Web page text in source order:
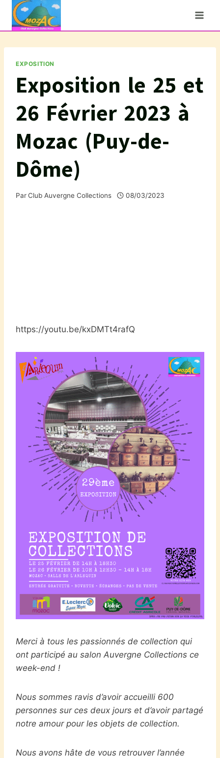
Aller
contenu
EXPOSITION
Exposition le 25 et
26 Février 2023 à
Mozac (Puy-de-
Dôme)
ParClub Auvergne Collections 08/03/2023
https://youtu.be/kxDMTt4rafQ
Merci à tous les passionnés de collection qui
ont participé au salon Auvergne Collections ce
week-end !
Nous sommes ravis d’avoir accueilli 600
personnes sur ces deux jours et d’avoir partagé
notre amour pour les objets de collection.
Nous avons hâte de vous retrouver l’année